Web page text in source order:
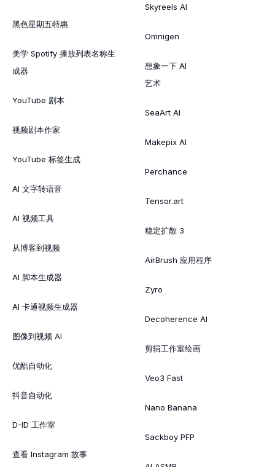
黑色星期五特惠
美学 Spotify 播放列表名称生
成器
YouTube 剧本
视频剧本作家
YouTube 标签生成
AI 文字转语音
AI 视频工具
从博客到视频
AI 脚本生成器
AI 卡通视频生成器
图像到视频 AI
优酷自动化
抖音自动化
D-ID 工作室
查看 Instagram 故事
Skyreels AI
Omnigen
想象一下 AI
艺术
SeaArt AI
Makepix AI
Perchance
Tensor.art
稳定扩散 3
AirBrush 应用程序
Zyro
Decoherence AI
剪辑工作室绘画
Veo3 Fast
Nano Banana
Sackboy PFP